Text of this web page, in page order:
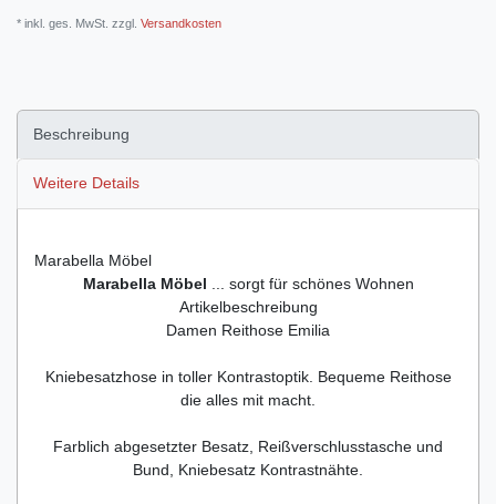
* inkl. ges. MwSt. zzgl. Versandkosten
Beschreibung
Weitere Details
Marabella Möbel
Marabella Möbel ... sorgt für schönes Wohnen
Artikelbeschreibung
Damen Reithose Emilia
Kniebesatzhose in toller Kontrastoptik. Bequeme Reithose
die alles mit macht.
Farblich abgesetzter Besatz, Reißverschlusstasche und
Bund, Kniebesatz Kontrastnähte.